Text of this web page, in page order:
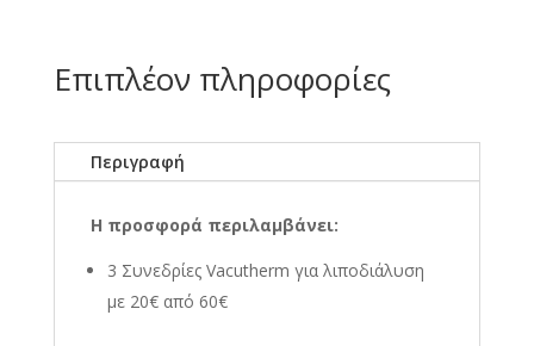
Επιπλέον πληροφορίες
Περιγραφή
Η προσφορά περιλαμβάνει:
3 Συνεδρίες Vacutherm για λιποδιάλυση
με 20€ από 60€